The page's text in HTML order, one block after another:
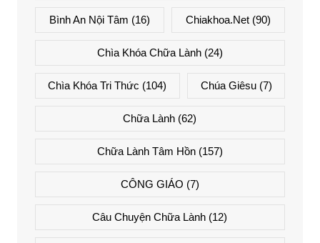
Bình An Nội Tâm (16) Chiakhoa.net (90)
Chìa Khóa Chữa Lành(24)
Chìa Khóa Tri Thức (104) Chúa Giêsu(7)
Chữa Lành (62)
Chữa Lành Tâm Hồn(157)
CÔNG GIÁO (7)
Câu Chuyện Chữa Lành (12)